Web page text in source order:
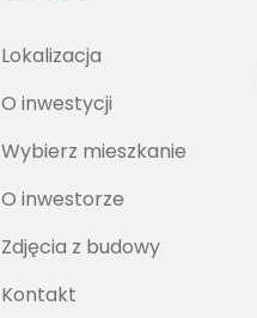
Lokalizacja
O inwestycji
Wybierz mieszkanie
O inwestorze
Zdjęcia z budowy
Kontakt